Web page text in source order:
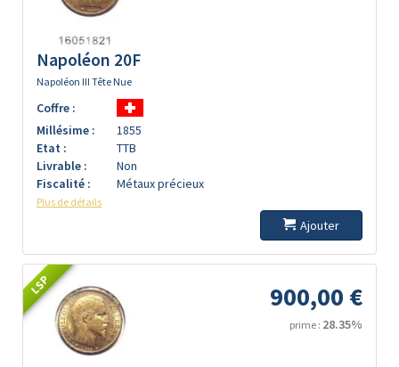
Napoléon 20F
Napoléon III Tête Nue
Coffre :
Millésime :
1855
Etat :
TTB
Livrable :
Non
Fiscalité :
Métaux précieux
Plus de détails
Ajouter
LSP 900,00 €
prime : 28.35%